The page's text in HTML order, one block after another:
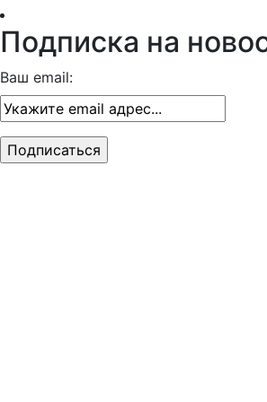
Подписка на
Ваш email: